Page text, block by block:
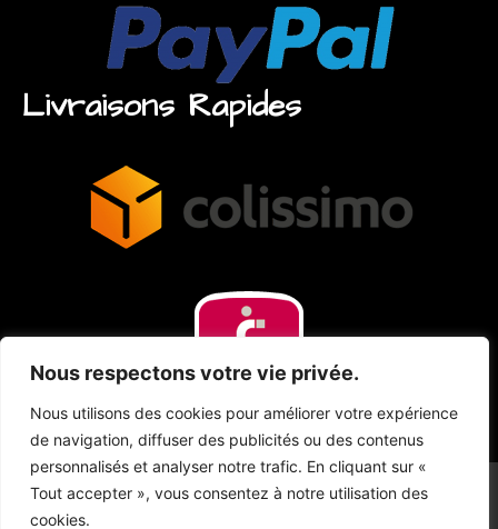
Nous respectons votre vie privée.
Nous utilisons des cookies pour améliorer votre expérience
de navigation, diffuser des publicités ou des contenus
personnalisés et analyser notre trafic. En cliquant sur «
Tout accepter », vous consentez à notre utilisation des
cookies.
Livraisons Rapides